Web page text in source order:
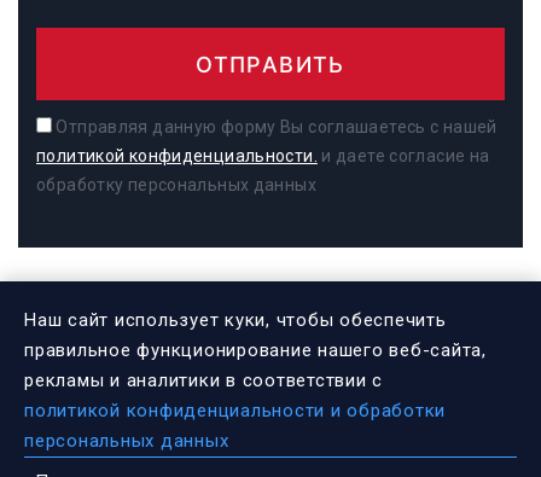
ОТПРАВИТЬ
Отправляя данную форму Вы соглашаетесь с нашей
политикой конфиденциальности. и даете согласие на
обработку персональных данных
ИНФОРМАЦИЯ
Федеральный проект «Культура
малой Родины»
Наш сайт использует куки, чтобы обеспечить
правильное функционирование нашего веб-сайта,
рекламы и аналитики в соответствии с
политикой конфиденциальности и обработки
персональных данных